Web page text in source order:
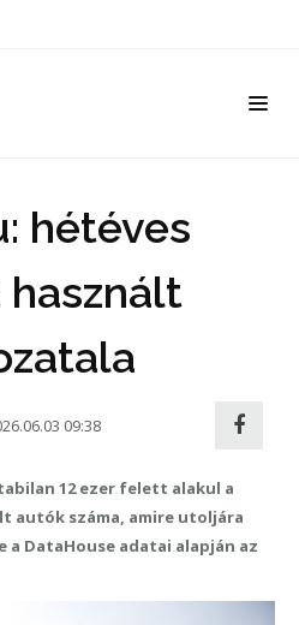
hétéves
használt
09:38
12 ezer felett alakul a
autók száma, amire utoljára
DataHouse adatai alapján az